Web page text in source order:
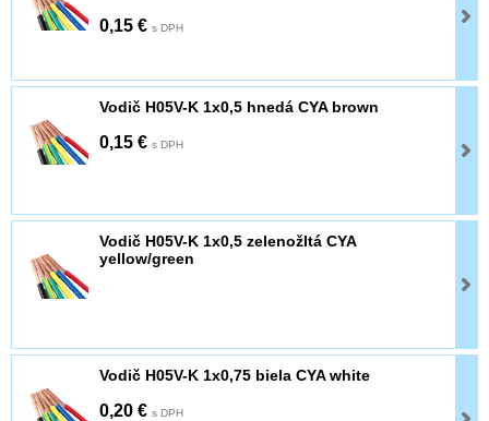
0,15 € s DPH
Vodič H05V-K 1x0,5 hnedá CYA brown
0,15 € s DPH
Vodič H05V-K 1x0,5 zelenožltá CYA
yellow/green
Vodič H05V-K 1x0,75 biela CYA white
0,20 € s DPH